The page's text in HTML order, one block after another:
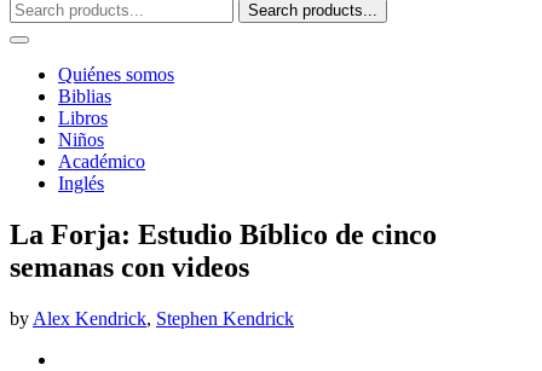
Search products...
Quiénes somos
Biblias
Libros
Niños
Académico
Inglés
La Forja: Estudio Bíblico de cinco
semanas con videos
by Alex Kendrick, Stephen Kendrick